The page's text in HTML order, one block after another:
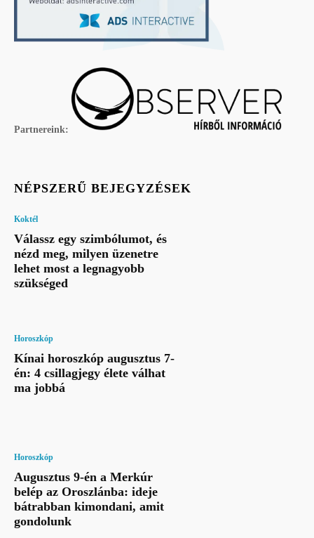
Partnereink:
NÉPSZERŰ BEJEGYZÉSEK
Koktél
Válassz egy szimbólumot, és
nézd meg, milyen üzenetre
lehet most a legnagyobb
szükséged
Horoszkóp
Kínai horoszkóp augusztus 7-
én: 4 csillagjegy élete válhat
ma jobbá
Horoszkóp
Augusztus 9-én a Merkúr
belép az Oroszlánba: ideje
bátrabban kimondani, amit
gondolunk